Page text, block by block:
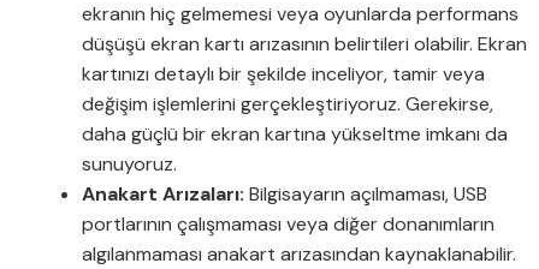
ekranın hiç gelmemesi veya oyunlarda performans
düşüşü ekran kartı arızasının belirtileri olabilir. Ekran
kartınızı detaylı bir şekilde inceliyor, tamir veya
değişim işlemlerini gerçekleştiriyoruz. Gerekirse,
daha güçlü bir ekran kartına yükseltme imkanı da
sunuyoruz.
Anakart Arızaları: Bilgisayarın açılmaması, USB
portlarının çalışmaması veya diğer donanımların
algılanmaması anakart arızasından kaynaklanabilir.